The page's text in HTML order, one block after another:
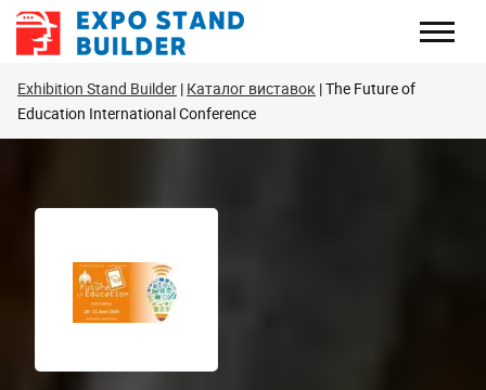
Перейти
Exhibition Stand Builder Каталог виставок The Future of
Education International Conference